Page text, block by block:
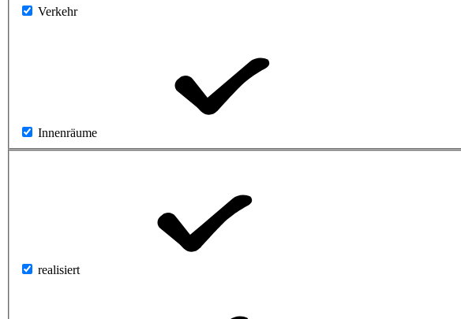
Verkehr
Innenräume
realisiert